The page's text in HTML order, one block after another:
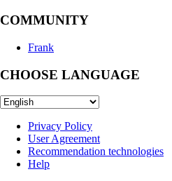
COMMUNITY
Frank
CHOOSE LANGUAGE
Privacy Policy
User Agreement
Recommendation technologies
Help